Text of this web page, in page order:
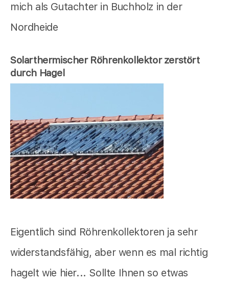
mich als Gutachter in Buchholz in der
Nordheide
Solarthermischer Röhrenkollektor zerstört
durch Hagel
Eigentlich sind Röhrenkollektoren ja sehr
widerstandsfähig, aber wenn es mal richtig
hagelt wie hier... Sollte Ihnen so etwas